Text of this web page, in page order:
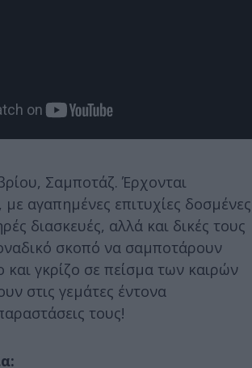
Σαμποτάζ. Έρχονται
αγαπημένες επιτυχίες δοσμένες
διασκευές, αλλά και δικές τους
σκοπό να σαμποτάρουν
και γκρίζο σε πείσμα των καιρών
στις γεμάτες έντονα
τους!